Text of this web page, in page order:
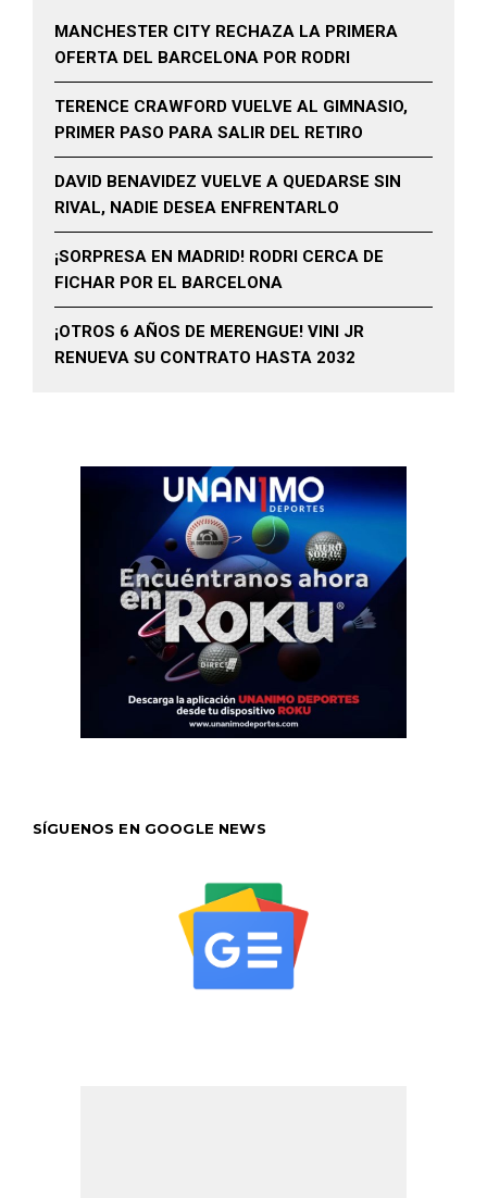
MANCHESTER CITY RECHAZA LA PRIMERA
OFERTA DEL BARCELONA POR RODRI
TERENCE CRAWFORD VUELVE AL GIMNASIO,
PRIMER PASO PARA SALIR DEL RETIRO
DAVID BENAVIDEZ VUELVE A QUEDARSE SIN
RIVAL, NADIE DESEA ENFRENTARLO
¡SORPRESA EN MADRID! RODRI CERCA DE
FICHAR POR EL BARCELONA
¡OTROS 6 AÑOS DE MERENGUE! VINI JR
RENUEVA SU CONTRATO HASTA 2032
SÍGUENOS EN GOOGLE NEWS